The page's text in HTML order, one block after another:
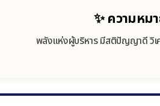
✨ ความหม
พลังแห่งผู้บริหาร มีสติปัญญาดี วิเ